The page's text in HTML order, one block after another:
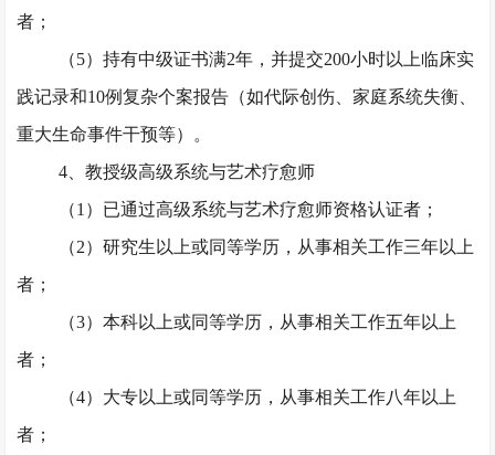
者；
（5）持有中级证书满2年，并提交200小时以上临床实
践记录和10例复杂个案报告（如代际创伤、家庭系统失衡、
重大生命事件干预等）。
4、教授级高级系统与艺术疗愈师
（1）已通过高级系统与艺术疗愈师资格认证者；
（2）研究生以上或同等学历，从事相关工作三年以上
者；
（3）本科以上或同等学历，从事相关工作五年以上
者；
（4）大专以上或同等学历，从事相关工作八年以上
者；